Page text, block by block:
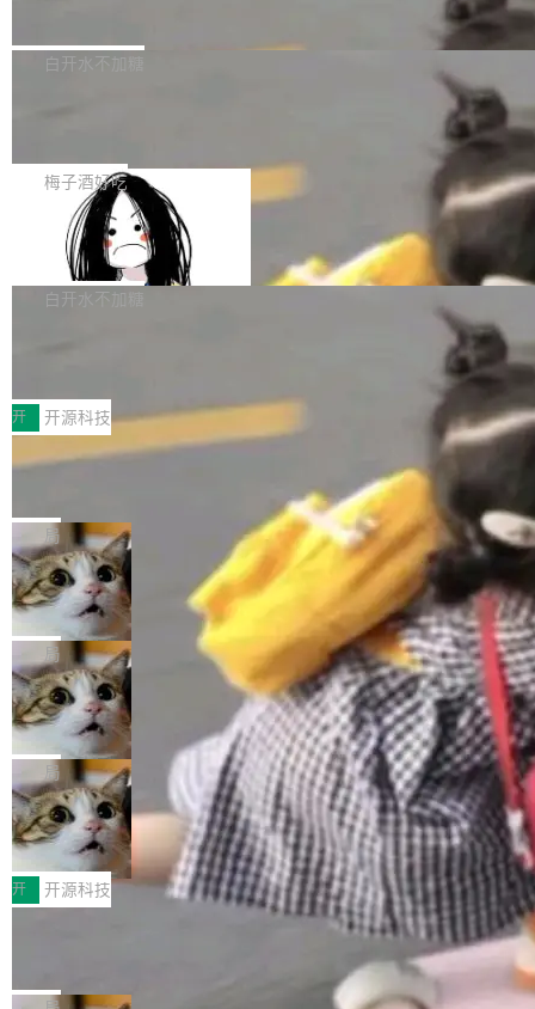
获配9...
题，该问题可能导致在旧版 Linux 内核...
P）！这一里程碑不仅标志着 Fluss 迈入新的发
长期停止内容更新，未能实现其作为“AI版维基百
提交的编辑请求也长期处于待处理状态。 Groki
pedia 于去年底上线，定位为由人工智能生成内
容的百科平台，被马斯克视为传统众包百科网站
维基百科的替代方案。Lawfare 调查发现，无论
热门页面还是低关注度页面，均未出现近期更
白开水不加糖
是这样的：配 MessageSource 的 Bean、写 R
eloadableResourceBundleMessageSource、
声明 LocaleResolver、注册 LocaleChangeInt
erceptor…五六步之后才能看到第一行翻译文
本。 Solon 换了个方式。整个 i18n 模块围绕三
梅子酒好吃
Apache Doris 4.1 全面增强 Iceberg：
支持 UPDATE、MERGE INTO 与 Iceb
erg V3
Apache Doris 4.1 要补齐的，正是缺失的那一
半。在已有查询能力的基础上，Doris 进一步支
常维护操作，并完整支持 Iceberg V3 格式。
白开水不加糖
村国家自主创新示范区会议中心开幕。本届大会
由中关村智联软件服务业质量创新联盟主办，以
“智构可信·质创未来——AI原生时代的质量新范
式”为主题，直面AI从实验室走向规模化产业落地
的核心质量命题。会上，《2026智能研发生产力
工具选型手册》发布，Testin云测的Testin XAge
nt智能测试系统入选AI测试领域代表产品。对CI
O而言，这提示了一个转变：AI测试正在从效率
工具升级为企业的质量基础设施。 CIO面对的新
现实 过去两年，CIO们的焦虑清单上多了两项：
一是如何让大模型和智能体应用安全地从PoC走
向生产，二是如何让测试团队跟得上AI应用...
开 开源科技
让非法状态不可表示：一篇关于 ADT
有一种东西，一旦用过就回不去了。Alex Fedos
eev 管它叫"软件设计的基石"。 他说的东西不新
鲜——代数数据类型（ADT），尤其是和类型
（sum type）。但他说清楚了一件事：这不是类
型系统的学术体操，是日常编码的思维方式。 文
章从一个简单的例子切入。一个网站的深色主题
设置，如果用布尔值 + 可空字段来表示——bool
ean 表示是否可切换，nullable 的默认模式、浅
色方案、深色方案——会产生大量无意义的组
合。方案缺了、配置冲突了、全 null 了。要知道
哪些组合有效，作者说，你得靠"文档、校验、或
者部落知识"。 换个写法。Rust 的 enum，两个
变体：Switchable...
局
Cloudflare 开源内部企业 AI 平台 Clou
dflare OS
Cloudflare 发布了一个开源项目 Cloudflare O
S。如果你只看官方博客，你会觉得这是又一
个"AI 知识库 + 聊天机器人"——每个大厂都在
做，没什么新鲜的。 但 Kenton Varda 在 Twitte
r 上把事情说清楚了： 今天我们发布了 Cloudfla
re OS，一个带连接器的聊天机器人，跟其他所
有科技公司做的一样。只不过，实际上它不一
样。这是 Sandstorm.io 的重制版，我十年前的
那个创业公司。不同的是，这次它构建在 Cloudf
lare Workers 上——我花了九年时间搭建的平台
——并且深度集成了 AI。这基本上是我十年秘密
局
Deno 团队开源 Celld，可自托管的分
布式 Durable Objects
Ryan Dahl 领导的 Deno 团队推出了最新开源项
目 Celld，一个能在自己机器上运行 Cloudflare
Workers 和 Durable Objects 的守护进程。 设
计思路很直接：每个对象是一个独立的 SQLite
数据库，按名称寻址，复制到你自己的 S3 兼容
存储库里。节点之间只通过这个存储库协调——
没有控制平面，没有共识协议。每个对象自带一
个小型数据库，应用天然按分片构建，单个数据
库的竞争和爆炸半径问题在设计层面就被消除
了。 闲置的 cell 会休眠到几乎不占资源。当 cel
局
鲁大师7月新机性能/流畅/AI榜：vivo夺
性能、流畅双第一，三星Galaxy Z系列
新折叠缺席
2026年7月的手机市场，由于存储等硬件成本暴
增，手机厂商的日子也不好过啊，新机速度明显
放缓，因此硝烟味淡了许多。新机参数规格除开
Fold8 / Z Flip8）外，其余要么是中低端机器，
例如iQOO Z11i、REDMI Note 17、REDMI No
开 开源科技
Zed 编辑器团队发布了新项目——DeltaDB，一
个在 git commit 之间记录每一次编辑操作的版